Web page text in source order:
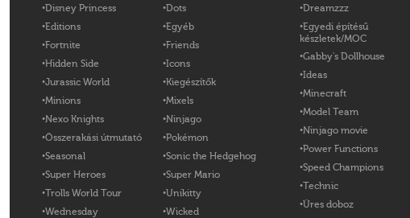
Disney Princess
Editions
Fortnite
Hidden Side
Jurassic World
Minions
Nexo Knights
Összerakási útmutató
Seasonal
Super Heroes
Trolls World Tour
Wednesday
Dots
Egyéb
Friends
Icons
Kiegészítők
Mixels
Ninjago
Pokémon
Sonic the Hedgehog
Super Mario
Unikitty
Wicked
Dreamzzz
Egyedi építésű
készletek/MOC
Gabby's Dollhouse
Ideas
Minecraft
Model Team
Ninjago movie
Power Functions
Speed Champions
Technic
Üres doboz